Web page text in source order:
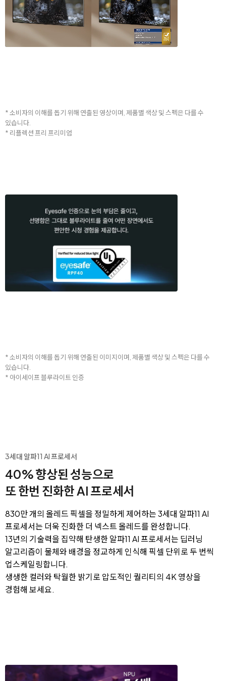
* 소비자의 이해를 돕기 위해 연출된 영상이며, 제품별 색상 및 스펙은 다를 수
있습니다.
* 리플렉션 프리 프리미엄
* 소비자의 이해를 돕기 위해 연출된 이미지이며, 제품별 색상 및 스펙은 다를 수
있습니다.
* 아이세이프 블루라이트 인증
3세대 알파11 AI 프로세서
40% 향상된 성능으로
또 한번 진화한 AI 프로세서
830만 개의 올레드 픽셀을 정밀하게 제어하는 3세대 알파11 AI
프로세서는 더욱 진화한 더 넥스트 올레드를 완성합니다.
13년의 기술력을 집약해 탄생한 알파11 AI 프로세서는 딥러닝
알고리즘이 물체와 배경을 정교하게 인식해 픽셀 단위로 두 번씩
업스케일링합니다.
생생한 컬러와 탁월한 밝기로 압도적인 퀄리티의 4K 영상을
경험해 보세요.